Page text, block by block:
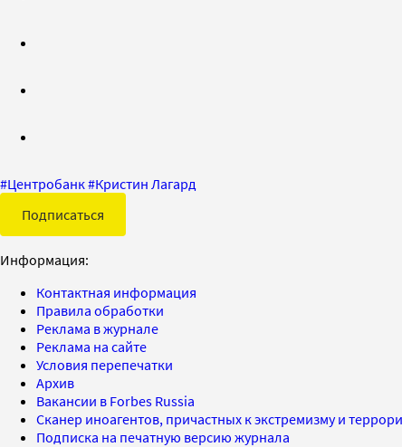
#Центробанк#Кристин Лагард
Подписаться
Информация:
Контактная информация
Правила обработки
Реклама в журнале
Реклама на сайте
Условия перепечатки
Архив
Вакансии в Forbes Russia
Сканер иноагентов, причастных к экстремизму и
Подписка на печатную версию журнала